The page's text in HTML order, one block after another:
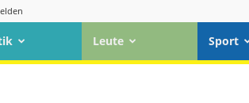
Leute Sport